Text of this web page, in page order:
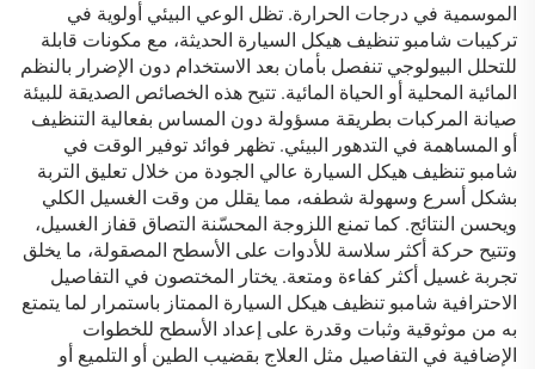
الموسمية في درجات الحرارة. تظل الوعي البيئي أولوية في
تركيبات شامبو تنظيف هيكل السيارة الحديثة، مع مكونات قابلة
للتحلل البيولوجي تنفصل بأمان بعد الاستخدام دون الإضرار بالنظم
المائية المحلية أو الحياة المائية. تتيح هذه الخصائص الصديقة للبيئة
صيانة المركبات بطريقة مسؤولة دون المساس بفعالية التنظيف
أو المساهمة في التدهور البيئي. تظهر فوائد توفير الوقت في
شامبو تنظيف هيكل السيارة عالي الجودة من خلال تعليق التربة
بشكل أسرع وسهولة شطفه، مما يقلل من وقت الغسيل الكلي
ويحسن النتائج. كما تمنع اللزوجة المحسّنة التصاق قفاز الغسيل،
وتتيح حركة أكثر سلاسة للأدوات على الأسطح المصقولة، ما يخلق
تجربة غسيل أكثر كفاءة ومتعة. يختار المختصون في التفاصيل
الاحترافية شامبو تنظيف هيكل السيارة الممتاز باستمرار لما يتمتع
به من موثوقية وثبات وقدرة على إعداد الأسطح للخطوات
الإضافية في التفاصيل مثل العلاج بقضيب الطين أو التلميع أو